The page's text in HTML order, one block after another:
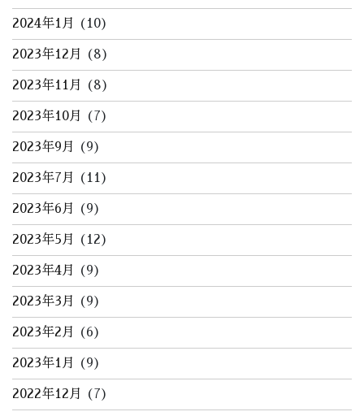
2024年1月 (10)
2023年12月 (8)
2023年11月 (8)
2023年10月 (7)
2023年9月 (9)
2023年7月 (11)
2023年6月 (9)
2023年5月 (12)
2023年4月 (9)
2023年3月 (9)
2023年2月 (6)
2023年1月 (9)
2022年12月 (7)